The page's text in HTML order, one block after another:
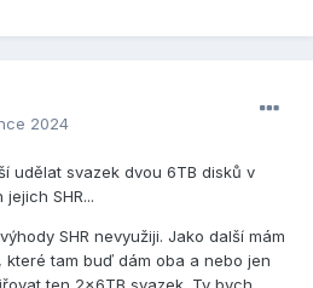
2024
udělat svazek dvou 6TB disků v
SHR...
SHR nevyužiji. Jako další mám
které tam buď dám oba a nebo jen